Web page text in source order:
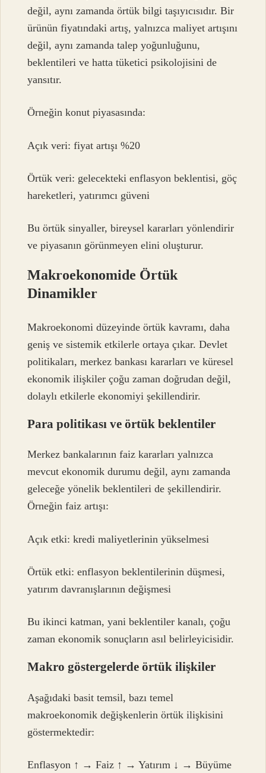
değil, aynı zamanda örtük bilgi taşıyıcısıdır. Bir
ürünün fiyatındaki artış, yalnızca maliyet artışını
değil, aynı zamanda talep yoğunluğunu,
beklentileri ve hatta tüketici psikolojisini de
yansıtır.
Örneğin konut piyasasında:
Açık veri: fiyat artışı %20
Örtük veri: gelecekteki enflasyon beklentisi, göç
hareketleri, yatırımcı güveni
Bu örtük sinyaller, bireysel kararları yönlendirir
ve piyasanın görünmeyen elini oluşturur.
Makroekonomide Örtük
Dinamikler
Makroekonomi düzeyinde örtük kavramı, daha
geniş ve sistemik etkilerle ortaya çıkar. Devlet
politikaları, merkez bankası kararları ve küresel
ekonomik ilişkiler çoğu zaman doğrudan değil,
dolaylı etkilerle ekonomiyi şekillendirir.
Para politikası ve örtük beklentiler
Merkez bankalarının faiz kararları yalnızca
mevcut ekonomik durumu değil, aynı zamanda
geleceğe yönelik beklentileri de şekillendirir.
Örneğin faiz artışı:
Açık etki: kredi maliyetlerinin yükselmesi
Örtük etki: enflasyon beklentilerinin düşmesi,
yatırım davranışlarının değişmesi
Bu ikinci katman, yani beklentiler kanalı, çoğu
zaman ekonomik sonuçların asıl belirleyicisidir.
Makro göstergelerde örtük ilişkiler
Aşağıdaki basit temsil, bazı temel
makroekonomik değişkenlerin örtük ilişkisini
göstermektedir:
Enflasyon ↑ → Faiz ↑ → Yatırım ↓ → Büyüme